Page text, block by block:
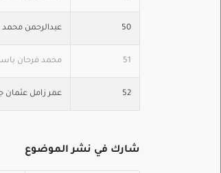
50 عبدالرحمن محمد
51 محمد فرحان
52 عمر زامل عثمان
شارك في نشر الموضوع